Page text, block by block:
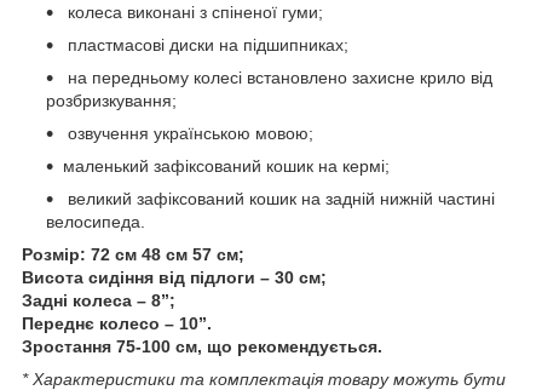
колеса виконані з спіненої гуми;
пластмасові диски на підшипниках;
на передньому колесі встановлено захисне крило від
розбризкування;
озвучення українською мовою;
маленький зафіксований кошик на кермі;
великий зафіксований кошик на задній нижній частині
велосипеда.
Розмір: 72 см 48 см 57 см;
Висота сидіння від підлоги – 30 см;
Задні колеса – 8”;
Переднє колесо – 10”.
Зростання 75-100 см, що рекомендується.
* Характеристики та комплектація товару можуть бути